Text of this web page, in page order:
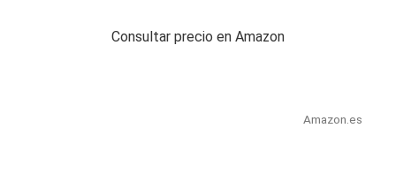
Consultar precio en Amazon
Amazon.es